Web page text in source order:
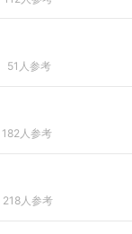
51人参考
182人参考
218人参考